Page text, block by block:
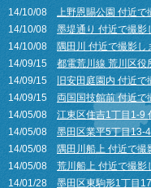
14/10/08 上野恩賜公園 付近で
14/10/08 墨堤通り 付近で撮影
14/10/08 隅田川 付近で撮影し
14/09/15 都電荒川線 荒川区役
14/09/15
旧安田庭園内 付近で
14/09/15 両国国技館前 付近で
14/05/08 江東区住吉1丁目1-9
14/05/08 墨田区業平5丁目13-
14/05/08 隅田川船上 付近で撮
14/05/08 荒川船上 付近で撮影
14/01/28 墨田区東駒形1丁目